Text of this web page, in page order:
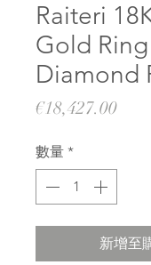
Raiteri
Gold
Diamond
€18,427.00價
數量 *
新增至